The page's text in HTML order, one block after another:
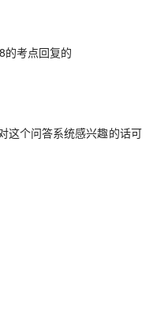
的考点回复的
这个问答系统感兴趣的话可